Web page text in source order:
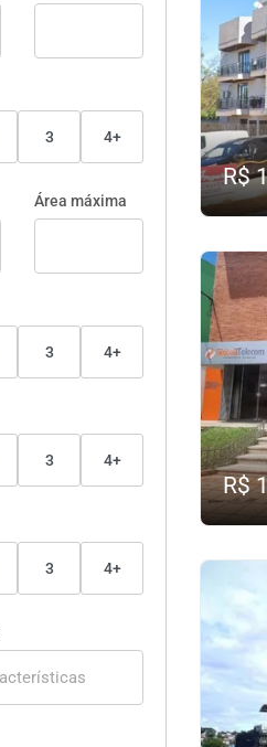
3 4+
Área máxima
3 4+
3 4+
3 4+
R$
R$